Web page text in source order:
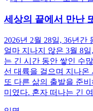
세상의 끝에서 만난
2026년 2월 28일, 36년
얼마 지나지 않은 3월 8
는 긴 시간 동안 쌓인 수
선 대륙을 걸으며 지나온
또 다른 삶의 출발을 준
미였다. 혼자 떠나는 긴